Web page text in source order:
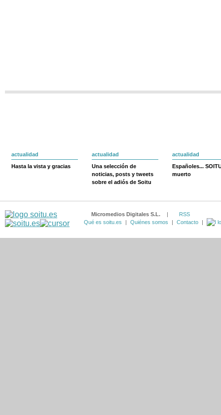
actualidad
Hasta la vista y gracias
actualidad
Una selección de
noticias, posts y tweets
sobre el adiós de Soitu
actualidad
Españoles...
muerto
Micromedios Digitales S.L. |
RSS
Qué es soitu.es
| Quiénes somos | Contacto |